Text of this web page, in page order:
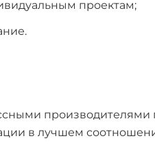
проектам;
производителями
в лучшем